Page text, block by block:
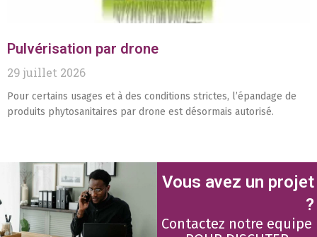
Pulvérisation par drone
29 juillet 2026
Pour certains usages et à des conditions strictes, l’épandage de
produits phytosanitaires par drone est désormais autorisé.
Vous avez un projet
?
Contactez notre equipe